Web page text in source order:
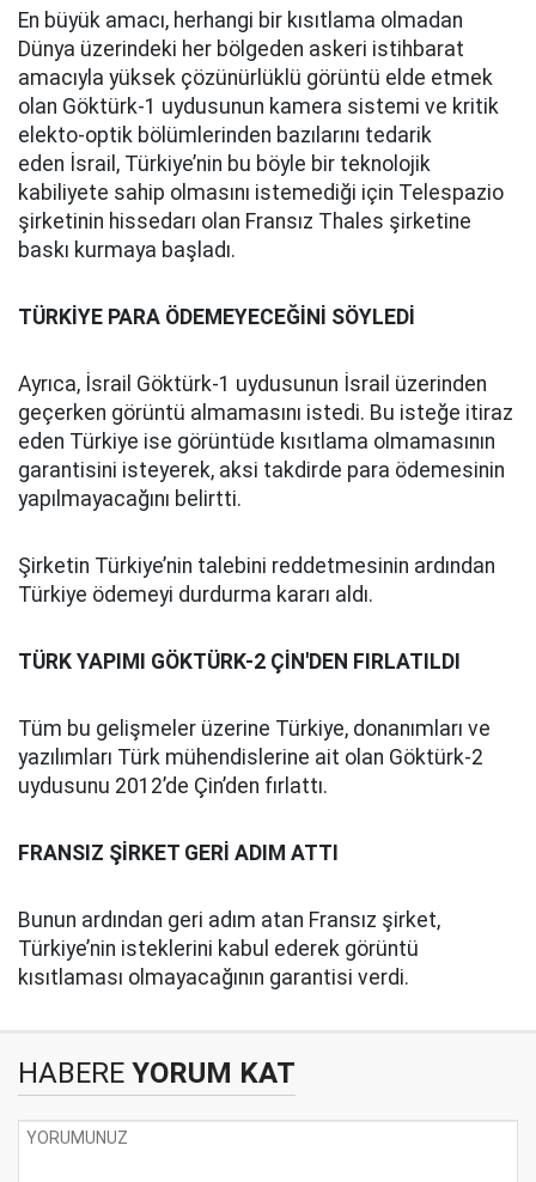
En büyük amacı, herhangi bir kısıtlama olmadan
Dünya üzerindeki her bölgeden askeri istihbarat
amacıyla yüksek çözünürlüklü görüntü elde etmek
olan Göktürk-1 uydusunun kamera sistemi ve kritik
elekto-optik bölümlerinden bazılarını tedarik
eden İsrail, Türkiye’nin bu böyle bir teknolojik
kabiliyete sahip olmasını istemediği için Telespazio
şirketinin hissedarı olan Fransız Thales şirketine
baskı kurmaya başladı.
TÜRKİYE PARA ÖDEMEYECEĞİNİ SÖYLEDİ
Ayrıca, İsrail Göktürk-1 uydusunun İsrail üzerinden
geçerken görüntü almamasını istedi. Bu isteğe itiraz
eden Türkiye ise görüntüde kısıtlama olmamasının
garantisini isteyerek, aksi takdirde para ödemesinin
yapılmayacağını belirtti.
Şirketin Türkiye’nin talebini reddetmesinin ardından
Türkiye ödemeyi durdurma kararı aldı.
TÜRK YAPIMI GÖKTÜRK-2 ÇİN'DEN FIRLATILDI
Tüm bu gelişmeler üzerine Türkiye, donanımları ve
yazılımları Türk mühendislerine ait olan Göktürk-2
uydusunu 2012’de Çin’den fırlattı.
FRANSIZ ŞİRKET GERİ ADIM ATTI
Bunun ardından geri adım atan Fransız şirket,
Türkiye’nin isteklerini kabul ederek görüntü
kısıtlaması olmayacağının garantisi verdi.
HABERE YORUM KAT